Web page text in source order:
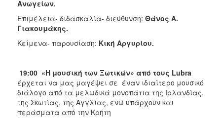
Ανωγείων.
Επιμέλεια- διδασκαλία- διεύθυνση: Θάνος Α.
Γιακουμάκης.
Κείμενα- παρουσίαση: Κική Αργυρίου.
19:00 «Η μουσική των Ξωτικών» από τους Lubra
έρχεται να μας μαγέψει σε έναν ιδιαίτερο μουσικό
διάλογο από τα μελωδικά μονοπάτια της Ιρλανδίας,
της Σκωτίας, της Αγγλίας, ενώ υπάρχουν και
περάσματα από την Κρήτη